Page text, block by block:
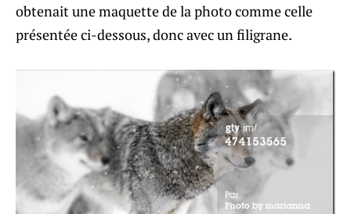
obtenait une maquette de la photo comme celle
présentée ci-dessous, donc avec un filigrane.